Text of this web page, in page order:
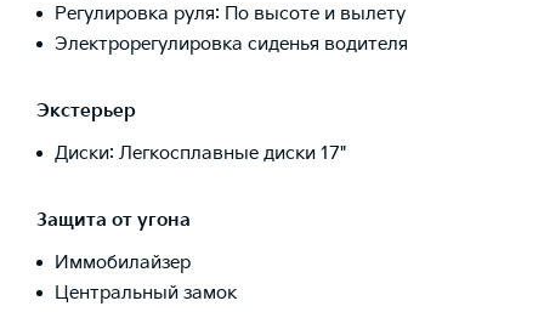
Регулировка руля: По высоте и вылету
Электрорегулировка сиденья водителя
Экстерьер
Диски: Легкосплавные диски 17"
Защита от угона
Иммобилайзер
Центральный замок